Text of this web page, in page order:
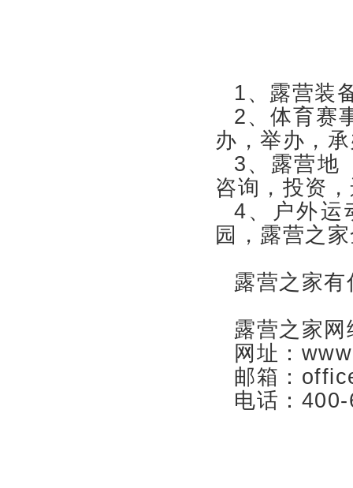
1、露营装
2、体育赛
办，举办，
3、露营地
咨询，投资
4、户外运
园，露营之
露营之家
露营之家
网址：
邮箱：
电话：